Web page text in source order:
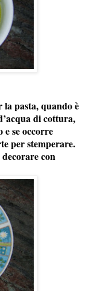
la pasta, quando è
di cottura,
e se occorre
per stemperare.
con